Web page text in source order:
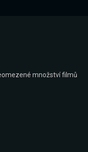
množství filmů